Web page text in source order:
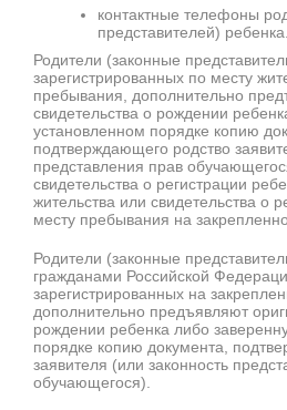
контактные телефоны
представителей) ребенка.
Родители (законные
зарегистрированных по месту
пребывания, дополнительно
свидетельства о рождении
установленном порядке копию
подтверждающего родство
представления прав
свидетельства о регистрации
жительства или свидетельства о
месту пребывания на
Родители (законные
гражданами Российской
зарегистрированных на
дополнительно предъявляют
рождении ребенка либо
порядке копию документа,
заявителя (или законность
обучающегося).